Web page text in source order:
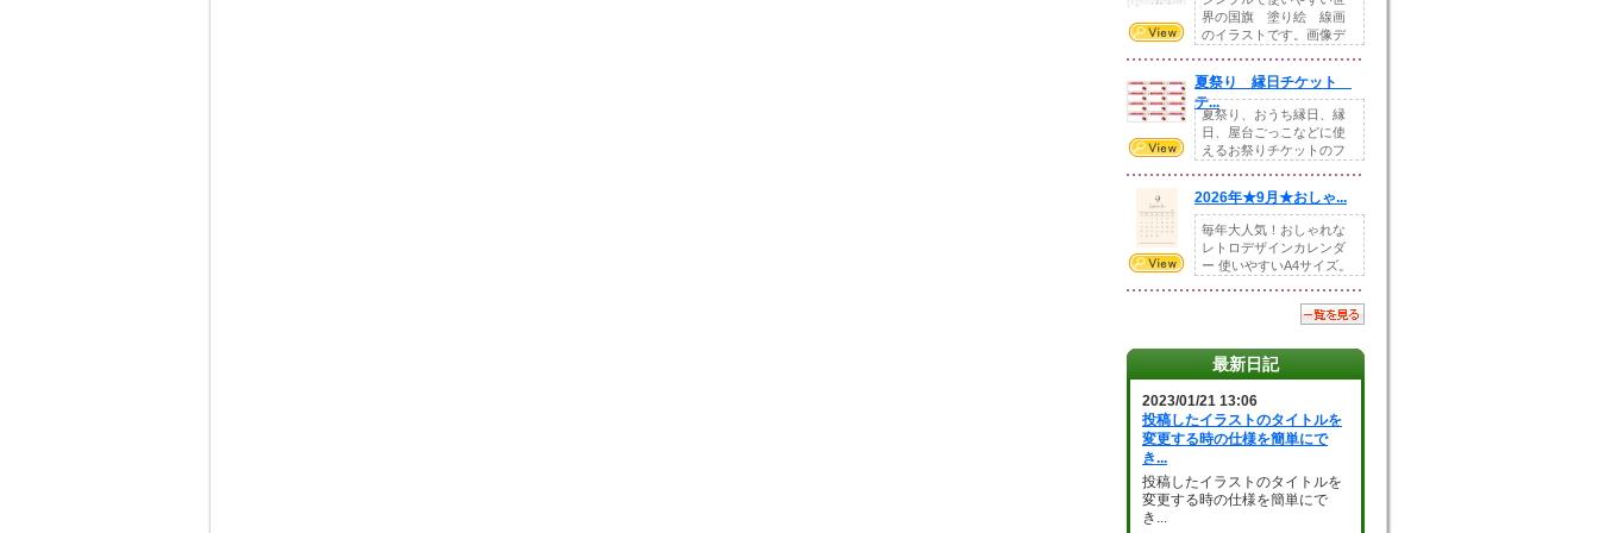
界の国旗 塗り絵 線画
のイラストです。画像デ
夏祭り 縁日チケット
テ...
夏祭り、おうち縁日、縁
日、屋台ごっこなどに使
えるお祭りチケットのフ
2026年★9月★おしゃ...
毎年大人気！おしゃれな
レトロデザインカレンダ
ー 使いやすいA4サイズ。
最新日記
2023/01/21 13:06
投稿したイラストのタイトルを
変更する時の仕様を簡単にで
き...
投稿したイラストのタイトルを
変更する時の仕様を簡単にで
き...